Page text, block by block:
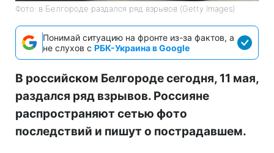
Фото: в Белгороде раздался ряд взрывов (Getty Images)
Понимай ситуацию на фронте из-за фактов, а
не слухов с РБК-Украина в Google
В российском Белгороде сегодня, 11 мая,
раздался ряд взрывов. Россияне
распространяют сетью фото
последствий и пишут о пострадавшем.